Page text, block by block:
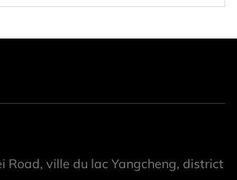
Road, ville du lac Yangcheng, district